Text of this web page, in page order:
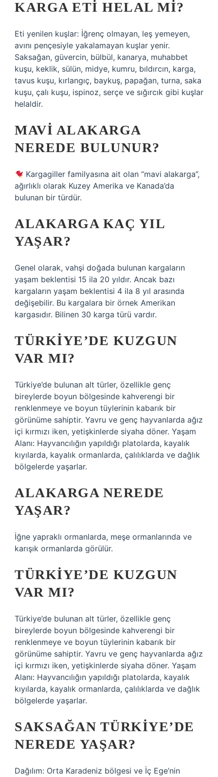
KARGA ETI HELAL MI?
Eti yenilen kuşlar: İğrenç olmayan, leş yemeyen,
avını pençesiyle yakalamayan kuşlar yenir.
Saksağan, güvercin, bülbül, kanarya, muhabbet
kuşu, keklik, sülün, midye, kumru, bıldırcın, karga,
tavus kuşu, kırlangıç, baykuş, papağan, turna, saka
kuşu, çalı kuşu, ispinoz, serçe ve sığırcık gibi kuşlar
helaldir.
MAVI ALAKARGA
NEREDE BULUNUR?
Kargagiller familyasına ait olan “mavi alakarga”,
ağırlıklı olarak Kuzey Amerika ve Kanada’da
bulunan bir türdür.
ALAKARGA KAÇ YIL
YAŞAR?
Genel olarak, vahşi doğada bulunan kargaların
yaşam beklentisi 15 ila 20 yıldır. Ancak bazı
kargaların yaşam beklentisi 4 ila 8 yıl arasında
değişebilir. Bu kargalara bir örnek Amerikan
kargasıdır. Bilinen 30 karga türü vardır.
TÜRKIYE’DE KUZGUN
VAR MI?
Türkiye’de bulunan alt türler, özellikle genç
bireylerde boyun bölgesinde kahverengi bir
renklenmeye ve boyun tüylerinin kabarık bir
görünüme sahiptir. Yavru ve genç hayvanlarda ağız
içi kırmızı iken, yetişkinlerde siyaha döner. Yaşam
Alanı: Hayvancılığın yapıldığı platolarda, kayalık
kıyılarda, kayalık ormanlarda, çalılıklarda ve dağlık
bölgelerde yaşarlar.
ALAKARGA NEREDE
YAŞAR?
İğne yapraklı ormanlarda, meşe ormanlarında ve
karışık ormanlarda görülür.
TÜRKIYE’DE KUZGUN
VAR MI?
Türkiye’de bulunan alt türler, özellikle genç
bireylerde boyun bölgesinde kahverengi bir
renklenmeye ve boyun tüylerinin kabarık bir
görünüme sahiptir. Yavru ve genç hayvanlarda ağız
içi kırmızı iken, yetişkinlerde siyaha döner. Yaşam
Alanı: Hayvancılığın yapıldığı platolarda, kayalık
kıyılarda, kayalık ormanlarda, çalılıklarda ve dağlık
bölgelerde yaşarlar.
SAKSAĞAN TÜRKIYE’DE
NEREDE YAŞAR?
Dağılım: Orta Karadeniz bölgesi ve İç Ege’nin